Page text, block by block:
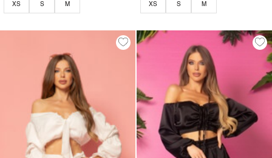
XS S M XS S M